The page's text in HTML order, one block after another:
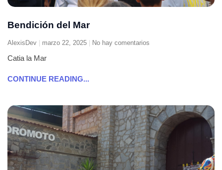
Bendición del Mar
AlexisDev marzo 22, 2025 No hay comentarios
Catia la Mar
CONTINUE READING...